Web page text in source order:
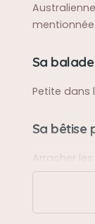
Sa
Petite dans
Sa bêtise
Arracher les